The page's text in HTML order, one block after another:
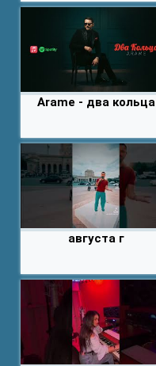
Arame - два кольца
августа г